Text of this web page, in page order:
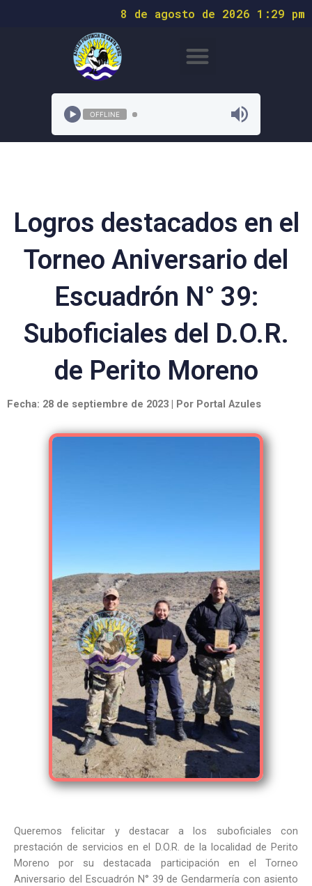
8 de agosto de 2026 1:29 pm
OFFLINE
Logros destacados en el
Torneo Aniversario del
Escuadrón N° 39:
Suboficiales del D.O.R.
de Perito Moreno
Fecha: 28 de septiembre de 2023 | Por Portal Azules
Queremos felicitar y destacar a los suboficiales con
prestación de servicios en el D.O.R. de la localidad de Perito
Moreno por su destacada participación en el Torneo
Aniversario del Escuadrón N° 39 de Gendarmería con asiento